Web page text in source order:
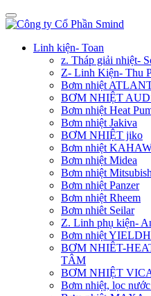
Linh kiện- Toan
z. Tháp giải nhiệt-
Z- Linh Kiện- Thu
Bơm nhiệt
BƠM NHIỆT
Bơm nhiệt Heat
Bơm nhiệt Jakiva
BƠM NHIỆT jiko
Bơm nhiệt
Bơm nhiệt Midea
Bơm nhiệt
Bơm nhiệt Panzer
Bơm nhiệt Rheem
Bơm nhiêt Seilar
Z. Linh phụ kiện-
Bơm nhiệt
BƠM NHIÊT-
TÂM
BƠM NHIỆT
Bơm nhiệt, lọc